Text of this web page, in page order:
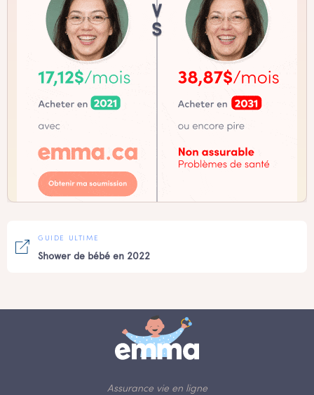
GUIDE ULTIME
Shower de bébé en 2022
Assurance vie en ligne